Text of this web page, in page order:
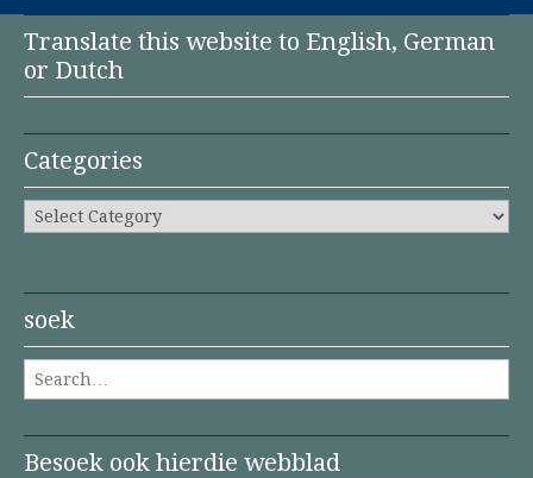
Translate this website to English, German
or Dutch
Categories
Categories
soek
Besoek ook hierdie webblad